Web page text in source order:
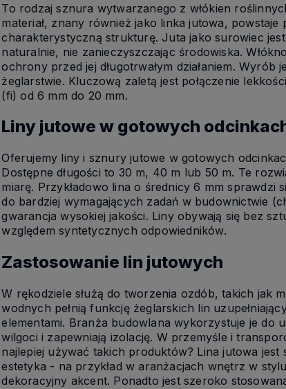
To rodzaj sznura wytwarzanego z włókien
materiał, znany również jako linka jutowa,
charakterystyczną strukturę. Juta jako surowiec
naturalnie, nie zanieczyszczając środowiska.
ochrony przed jej długotrwałym działaniem.
żeglarstwie. Kluczową zaletą jest połączenie
(fi) od 6 mm do 20 mm.
Liny jutowe w gotowych
Oferujemy liny i sznury jutowe w gotowych
Dostępne długości to 30 m, 40 m lub 50 m. Te
miarę. Przykładowo lina o średnicy 6 mm
do bardziej wymagających zadań w budownictwie
gwarancja wysokiej jakości. Liny obywają się bez
względem syntetycznych odpowiedników.
Zastosowanie lin jutowych
W rękodziele służą do tworzenia ozdób, takich jak
wodnych pełnią funkcję żeglarskich lin
elementami. Branża budowlana wykorzystuje je do
wilgoci i zapewniają izolację. W przemyśle i
najlepiej używać takich produktów? Lina jutowa
estetyka - na przykład w aranżacjach wnętrz w
dekoracyjny akcent. Ponadto jest szeroko